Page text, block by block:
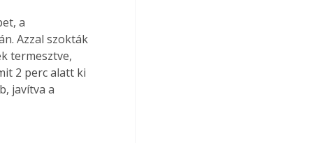
a
Azzal szokták
termesztve,
2 perc alatt ki
javítva a